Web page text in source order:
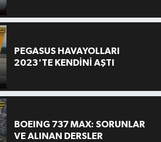
PEGASUS HAVAYOLLARI
2023'TE KENDİNİ AŞTI
BOEING 737 MAX: SORUNLAR
VE ALINAN DERSLER